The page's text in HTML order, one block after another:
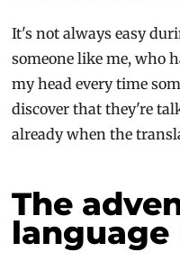
It's not always easy
someone like me, who
my head every time
discover that they're
already when the
The